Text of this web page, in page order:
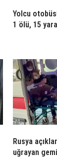
Yolcu
1 ölü, 15
Rusya
uğrayan